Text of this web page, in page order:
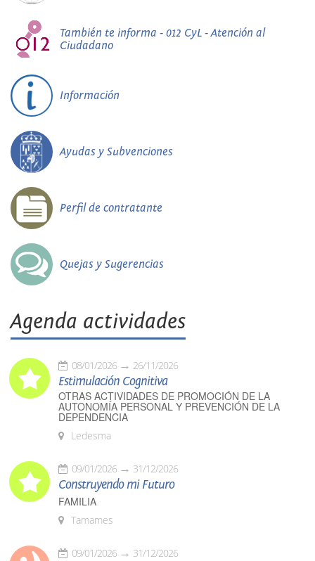
También te informa - 012 CyL - Atención al
Ciudadano
Información
Ayudas y Subvenciones
Perfil de contratante
Quejas y Sugerencias
Agenda actividades
08/01/2026 26/11/2026
Estimulación Cognitiva
OTRAS ACTIVIDADES DE PROMOCIÓN DE LA
AUTONOMÍA PERSONAL Y PREVENCIÓN DE LA
DEPENDENCIA
Ledesma
09/01/2026 31/12/2026
Construyendo mi Futuro
FAMILIA
Tamames
09/01/2026 31/12/2026